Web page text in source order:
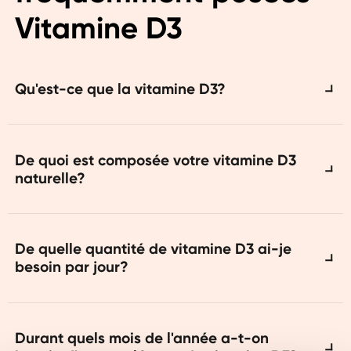
Vitamine D3
Qu'est-ce que la vitamine D3?
l'une des rares vitamines que le corps peut
produire lui-même. C'est une substance
notamment le système immunitaire, le
métabolisme et le maintien de muscles souples
De quoi est composée votre vitamine D3
naturelle?
différents lichens naturels.
De quelle quantité de vitamine D3 ai-je
besoin par jour?
D pour un adulte est actuellement de 10 µg à
Durant quels mois de l'année a-t-on